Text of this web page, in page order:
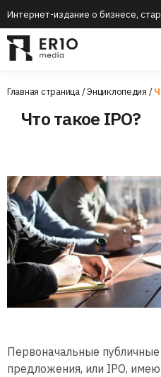
Интернет-издание о бизнесе,
Главная страница/Энциклопедия /
Что такое IPO?
Первоначальные публичные
предложения, или IPO,